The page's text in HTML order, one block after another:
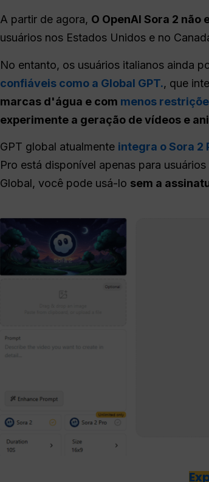
A partir de agora, O OpenAI Sora 2
usuários nos Estados Unidos e no
No entanto, os usuários italianos ainda
confiáveis como a Global GPT., que
marcas d'água e com menos
experimente a geração de vídeos e
GPT global atualmente integra o Sora 2
Pro está disponível apenas para usuários
Global, você pode usá-lo sem a